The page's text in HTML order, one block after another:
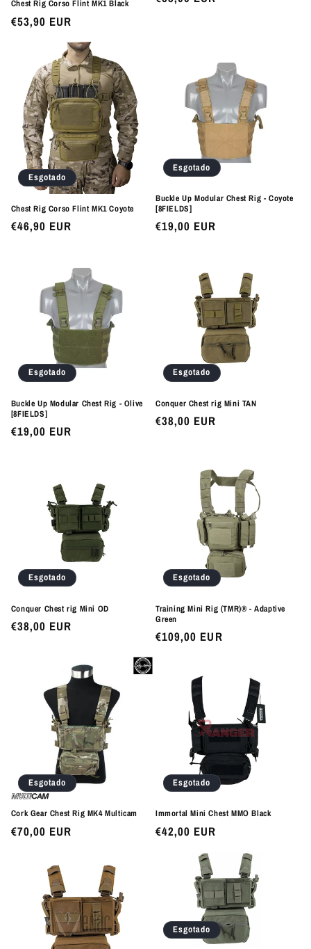
Chest Rig Corso Flint MK1 Black
Preço
€53,90 EUR
Esgotado
Chest Rig Corso Flint MK1 Coyote
Preço
€46,90 EUR
Esgotado
Buckle Up Modular Chest Rig - Coyote
[8FIELDS]
Preço
€19,00 EUR
Esgotado
Buckle Up Modular Chest Rig - Olive
[8FIELDS]
Preço
€19,00 EUR
Esgotado
Conquer Chest rig Mini TAN
Preço
€38,00 EUR
Esgotado
Conquer Chest rig Mini OD
Preço
€38,00 EUR
Esgotado
Training Mini Rig (TMR)® - Adaptive
Green
Preço
€109,00 EUR
Esgotado
Cork Gear Chest Rig MK4 Multicam
Preço
€70,00 EUR
Esgotado
Immortal Mini Chest MMO Black
Preço
€42,00 EUR
Esgotado